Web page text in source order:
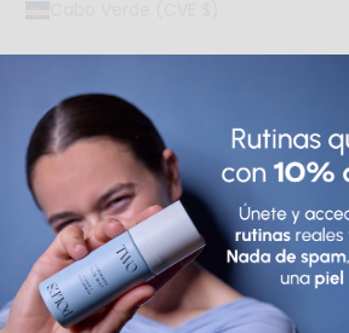
Camerún (XAF CFA)
Canadá (CAD $)
Caribe neerlandés (USD $)